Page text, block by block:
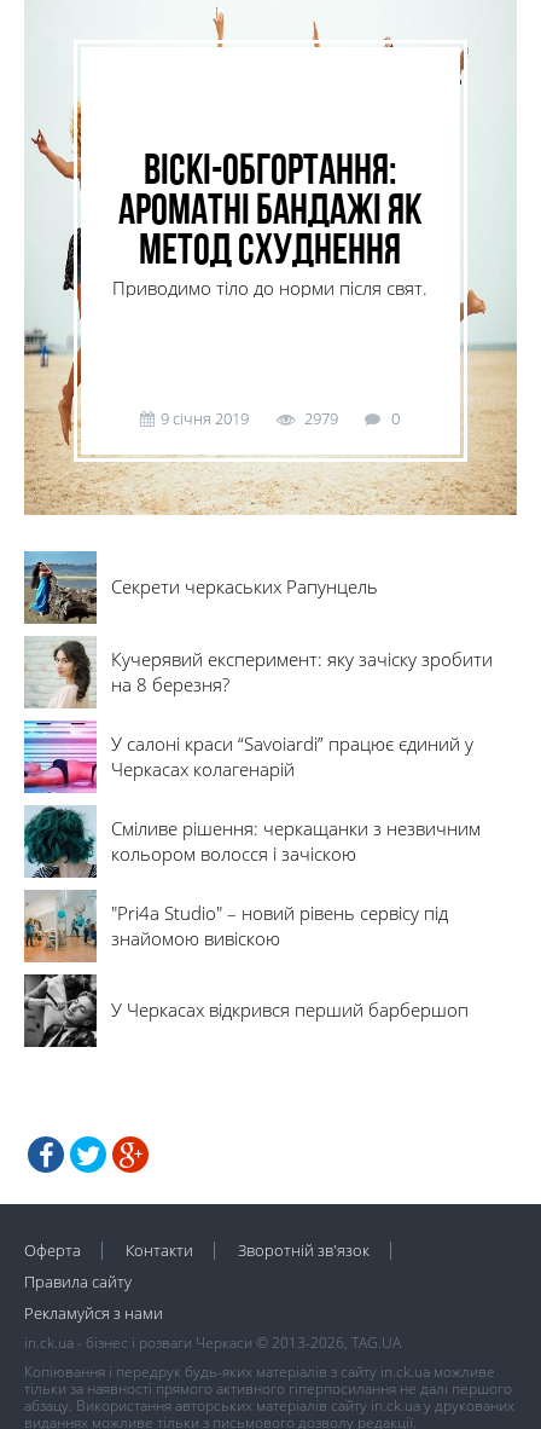
Віскі-обгортання:
ароматні бандажі як
метод схуднення
Приводимо тіло до норми після свят.
9 січня 2019 2979 0
Секрети черкаських Рапунцель
Кучерявий експеримент: яку зачіску зробити
на 8 березня?
У салоні краси “Savoiardi” працює єдиний у
Черкасах колагенарій
Сміливе рішення: черкащанки з незвичним
кольором волосся і зачіскою
"Pri4a Studio" – новий рівень сервісу під
знайомою вивіскою
У Черкасах відкрився перший барбершоп
Оферта Контакти
Зворотній зв'язок
Правила сайту
Рекламуйся з нами
in.ck.ua - бізнес і розваги Черкаси © 2013-2026, TAG.UA
Копіювання і передрук будь-яких матеріалів з сайту in.ck.ua можливе
тільки за наявності прямого активного гіперпосилання не далі першого
абзацу. Використання авторських матеріалів сайту in.ck.ua у друкованих
виданнях можливе тільки з письмового дозволу редакції.